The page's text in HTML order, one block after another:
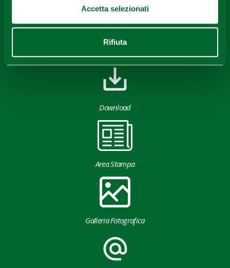
Accetta selezionati
Rifiuta
Download
Area Stampa
Galleria Fotografica